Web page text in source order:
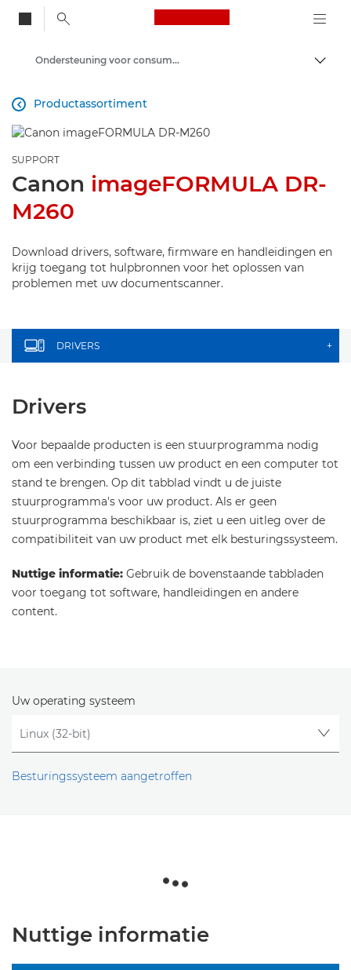
Canon Logo, back
Ondersteuning voor consumenten-producten
Productassortiment

SUPPORT
Canon imageFORMULA DR-
M260
Download drivers, software, firmware en handleidingen en
krijg toegang tot hulpbronnen voor het oplossen van
problemen met uw documentscanner.
DRIVERS +
Drivers
Voor bepaalde producten is een stuurprogramma nodig
om een verbinding tussen uw product en een computer tot
stand te brengen. Op dit tabblad vindt u de juiste
stuurprogramma's voor uw product. Als er geen
stuurprogramma beschikbaar is, ziet u een uitleg over de
compatibiliteit van uw product met elk besturingssysteem.
Nuttige informatie: Gebruik de bovenstaande tabbladen
voor toegang tot software, handleidingen en andere
content.
Uw operating systeem
Besturingssysteem aangetroffen
Nuttige informatie